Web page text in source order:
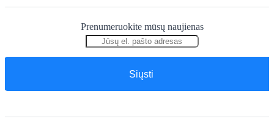
Prenumeruokite mūsų naujienas